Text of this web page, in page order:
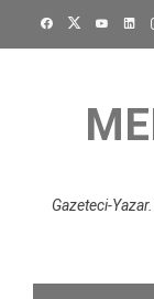
Gazeteci-